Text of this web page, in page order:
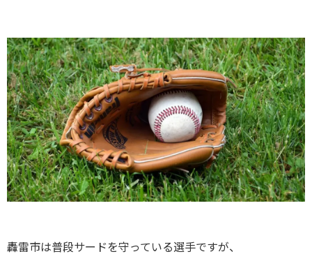
轟雷市は普段サードを守っている選手ですが、